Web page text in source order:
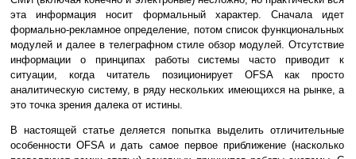
эта информация носит формальный характер. Сначала идет
формально-рекламное определение, потом список функциональных
модулей и далее в телеграфном стиле обзор модулей. Отсутствие
информации о принципах работы системы часто приводит к
ситуации, когда читатель позиционирует OFSA как просто
аналитическую систему, в ряду нескольких имеющихся на рынке, а
это точка зрения далека от истины.
В настоящей статье деляется попытка выделить отличительные
особенности OFSA и дать самое первое приближение (насколько